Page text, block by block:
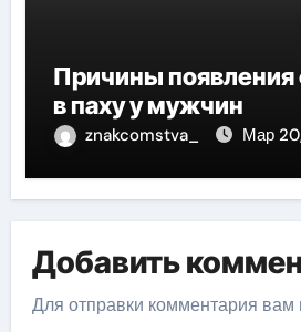
Причины появления
в паху у мужчин
znakcomstva_ Мар
Добавить
Для отправки комментария вам